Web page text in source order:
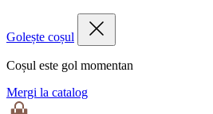
Golește coșul
Coșul este gol momentan
Mergi la catalog